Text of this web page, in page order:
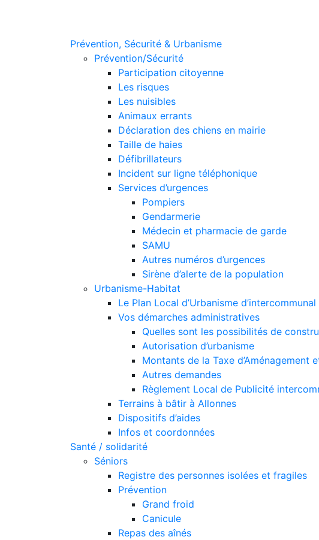
Prévention, Sécurité & Urbanisme
Prévention/Sécurité
Participation citoyenne
Les risques
Les nuisibles
Animaux errants
Déclaration des chiens en mairie
Taille de haies
Défibrillateurs
Incident sur ligne téléphonique
Services d’urgences
Pompiers
Gendarmerie
Médecin et pharmacie de garde
SAMU
Autres numéros d’urgences
Sirène d’alerte de la population
Urbanisme-Habitat
Le Plan Local d’Urbanisme
Vos démarches administratives
Quelles sont les possibilités de
Autorisation d’urbanisme
Montants de la Taxe d’Aménagement
Autres demandes
Règlement Local de Publicité
Terrains à bâtir à Allonnes
Dispositifs d’aides
Infos et coordonnées
Santé / solidarité
Séniors
Registre des personnes isolées et fragiles
Prévention
Grand froid
Canicule
Repas des aînés